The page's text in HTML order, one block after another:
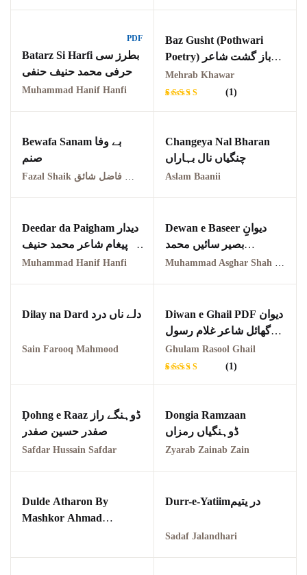
PDF
Batarz Si Harfi بطرز سی
حرفی محمد حنیف حنفی
Muhammad Hanif Hanfi
Baz Gusht (Pothwari
Poetry) باز گشت شاعر
محراب خاور
Mehrab Khawar
Rated
based on
1
customer
rating
(1)
Bewafa Sanam بے وفا
صنم
Fazal Shaik ملک الشعراء جناب فاضل شائق
Changeya Nal Bharan
چنگیاں نال بہاراں
Aslam Baanii
Deedar da Paigham دیدار
دا پیغام شاعر محمد حنیف
حنفی
Muhammad Hanif Hanfi
Dewan e Baseer دیوانِِ
بصیر سائیں محمد
اصغرشاہ چشتیؒ
Muhammad Asghar Shah Chishti Sabri
Dilay na Dard دلے ناں درد
Sain Farooq Mahmood
Diwan e Ghail PDF دیوان
گھائل شاعر غلام رسول
گھائل
Ghulam Rasool Ghail
Rated
based on
1
customer
rating
(1)
Ḍohng e Raaz ڈوہنگے راز
صفدر حسین صفدر
Safdar Hussain Safdar
Dongia Ramzaan
ڈوہنگیاں رمزاں
Zyarab Zainab Zain
Dulde Atharon By
Mashkor Ahmad
Durr-e-Yatiimدر یتیم
Sadaf Jalandhari
Pothohar Plateau
Pothohar region as a
Pothwar's agricultural
potential
Pothwar Green
Pothwar Media
Pothwar News
pothwar n kashmir
Pothwar Scrub
pothwar videos
pothohar heritage